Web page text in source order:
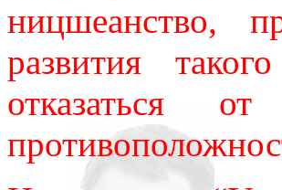
ницшеанство,
развития
отказаться